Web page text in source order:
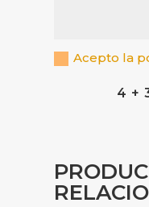
Acepto la
4 +